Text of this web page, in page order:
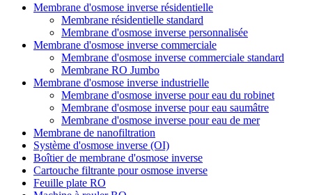
Membrane d'osmose inverse résidentielle
Membrane résidentielle standard
Membrane d'osmose inverse personnalisée
Membrane d'osmose inverse commerciale
Membrane d'osmose inverse commerciale standard
Membrane RO Jumbo
Membrane d'osmose inverse industrielle
Membrane d'osmose inverse pour eau du robinet
Membrane d'osmose inverse pour eau saumâtre
Membrane d'osmose inverse pour eau de mer
Membrane de nanofiltration
Système d'osmose inverse (OI)
Boîtier de membrane d'osmose inverse
Cartouche filtrante pour osmose inverse
Feuille plate RO